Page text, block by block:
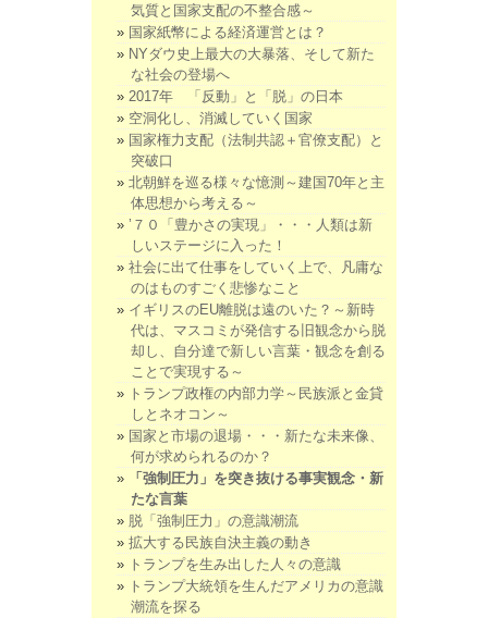
気質と国家支配の不整合感～
国家紙幣による経済運営とは？
NYダウ史上最大の大暴落、そして新た
な社会の登場へ
2017年 「反動」と「脱」の日本
空洞化し、消滅していく国家
国家権力支配（法制共認＋官僚支配）と
突破口
北朝鮮を巡る様々な憶測～建国70年と主
体思想から考える～
’７０「豊かさの実現」・・・人類は新
しいステージに入った！
社会に出て仕事をしていく上で、凡庸な
のはものすごく悲惨なこと
イギリスのEU離脱は遠のいた？～新時
代は、マスコミが発信する旧観念から脱
却し、自分達で新しい言葉・観念を創る
ことで実現する～
トランプ政権の内部力学～民族派と金貸
しとネオコン～
国家と市場の退場・・・新たな未来像、
何が求められるのか？
「強制圧力」を突き抜ける事実観念・新
たな言葉
脱「強制圧力」の意識潮流
拡大する民族自決主義の動き
トランプを生み出した人々の意識
トランプ大統領を生んだアメリカの意識
潮流を探る